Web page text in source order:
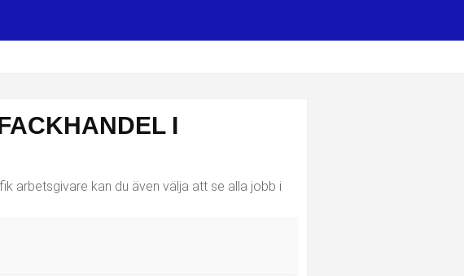
I
arbetsgivare kan du även välja att se alla jobb i